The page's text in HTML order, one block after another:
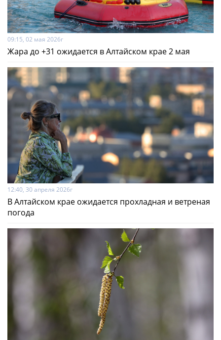
09:15, 02 мая 2026г
Жара до +31 ожидается в Алтайском крае 2 мая
12:40, 30 апреля 2026г
В Алтайском крае ожидается прохладная и ветреная
погода